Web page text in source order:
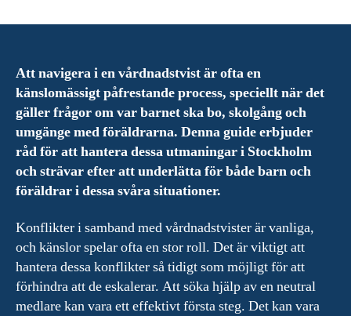
Att navigera i en vårdnadstvist är ofta en
känslomässigt påfrestande process, speciellt när det
gäller frågor om var barnet ska bo, skolgång och
umgänge med föräldrarna. Denna guide erbjuder
råd för att hantera dessa utmaningar i Stockholm
och strävar efter att underlätta för både barn och
föräldrar i dessa svåra situationer.
Konflikter i samband med vårdnadstvister är vanliga,
och känslor spelar ofta en stor roll. Det är viktigt att
hantera dessa konflikter så tidigt som möjligt för att
förhindra att de eskalerar. Att söka hjälp av en neutral
medlare kan vara ett effektivt första steg. Det kan vara